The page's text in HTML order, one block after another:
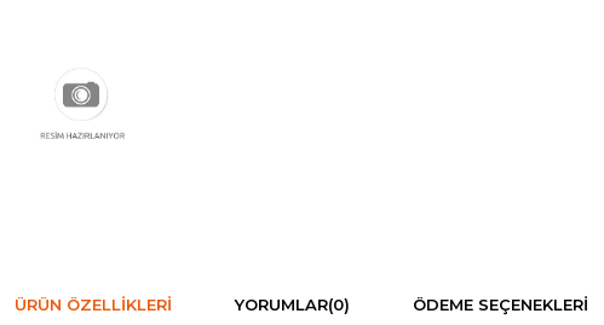
ÜRÜN ÖZELLIKLERI YORUMLAR(0) ÖDEME SEÇENEKLERI